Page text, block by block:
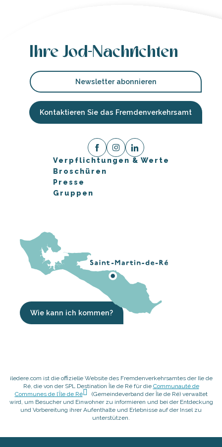
Ihre Jod-Nachrichten
Newsletter abonnieren
Kontaktieren Sie das Fremdenverkehrsamt
Verpflichtungen & Werte
Broschüren
Presse
Gruppen
Wie kann ich kommen?
iledere.com ist die offizielle Website des Fremdenverkehrsamtes der Ile de
Ré, die von der SPL Destination Île de Ré für die Communauté de
Communes de l’Île de Ré
(Gemeindeverband der Île de Ré) verwaltet
wird, um Besucher und Einwohner zu informieren und bei der Entdeckung
und Vorbereitung ihrer Aufenthalte und Erlebnisse auf der Insel zu
unterstützen.